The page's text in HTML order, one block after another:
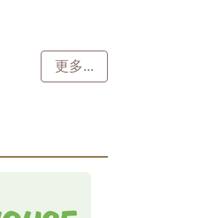
試秘笈」專題
更多...